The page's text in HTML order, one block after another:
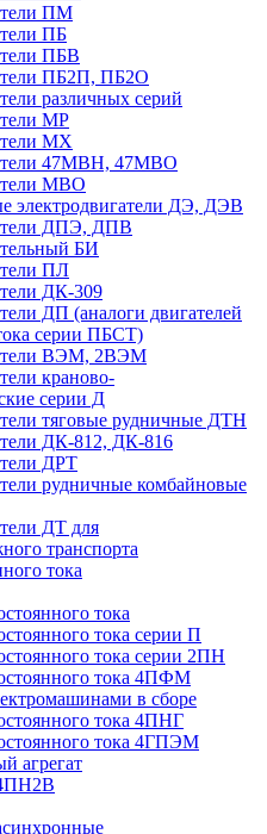
ПМ
ПБ
ПБВ
ПБ2П, ПБ2О
различных серий
МР
MX
47MBH, 47МВО
MBO
электродвигатели ДЭ, ДЭВ
ДПЭ, ДПВ
БИ
ПЛ
ДК-309
ДП (аналоги двигателей
серии ПБСТ)
ВЭМ, 2ВЭМ
краново-
серии Д
тяговые рудничные ДТН
ДК-812, ДК-816
ДРТ
рудничные комбайновые
ДТ для
транспорта
тока
тока
тока серии П
тока серии 2ПН
тока 4ПФМ
в сборе
тока 4ПНГ
тока 4ГПЭМ
агрегат